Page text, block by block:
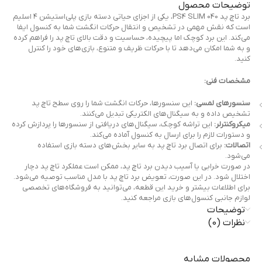
توضیحات محصول
برد تاچ پد PS4 SLIM 040، یکی از اجزای حیاتی دسته بازی پلی‌استیشن ۴ اسلیم
است که نقش مهمی در تشخیص و انتقال حرکات انگشت شما به کنسول ایفا
می‌کند. این برد کوچک اما پیچیده، حساسیت و دقت بالای تاچ پد را فراهم کرده
و به شما امکان می‌دهد تا با حرکات ظریف و متنوع، بازی‌های خود را کنترل
کنید.
مشخصات فنی:
سنسورهای لمسی: این سنسورها، حرکات انگشت شما را روی سطح تاچ پد
تشخیص داده و به سیگنال‌های الکتریکی تبدیل می‌کنند.
میکروکنترلر: این تراشه کوچک، سیگنال‌های دریافتی از سنسورها را پردازش کرده
و دستورات لازم را برای ارسال به کنسول آماده می‌کند.
اتصالات: برای اتصال برد تاچ پد به سایر بخش‌های دسته بازی استفاده
می‌شود.
در صورت خرابی یا آسیب دیدن برد تاچ پد، ممکن است عملکرد تاچ پد دچار
اختلال شود. در این صورت، تعویض برد تاچ پد با مدل مناسب توصیه می‌شود.
برای اطلاعات بیشتر و خرید این قطعه، می‌توانید به فروشگاه‌های تخصصی
لوازم جانبی کنسول‌های بازی مراجعه کنید.
توضیحات
نظرات (0)
محصولات مشابه